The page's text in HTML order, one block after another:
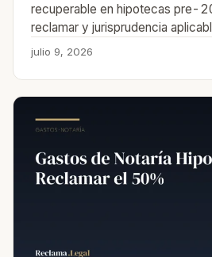
recuperable en hipotecas pre-
reclamar y jurisprudencia
julio 9, 2026